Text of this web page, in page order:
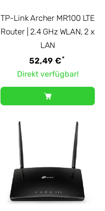
TP-Link Archer MR100 LTE
Router | 2.4 GHz WLAN, 2 x
LAN
52,49 €*
Direkt verfügbar!